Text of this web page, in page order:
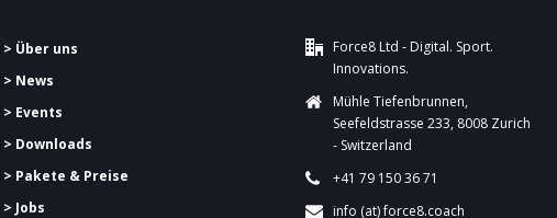
> Über uns
> News
> Events
> Downloads
> Pakete & Preise
> Jobs
Force8 Ltd - Digital. Sport.
Innovations.
Mühle Tiefenbrunnen,
Seefeldstrasse 233, 8008 Zurich
- Switzerland
+41 79 150 36 71
info (at) force8.coach